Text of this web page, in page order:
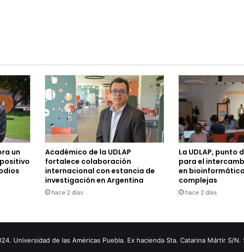
un
Académico de la UDLAP
fortalece colaboración
internacional con estancia de
investigación en Argentina
hace 2 días
La UDLAP, punto
para el
en
complejas
hace 2 días
Universidad de las Américas Puebla. Ex hacienda Sta. Catarina Mártir S/